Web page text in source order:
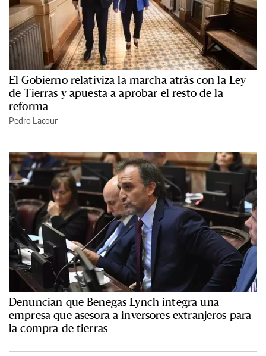
El Gobierno relativiza la marcha atrás con la Ley
de Tierras y apuesta a aprobar el resto de la
reforma
Pedro Lacour
Denuncian que Benegas Lynch integra una
empresa que asesora a inversores extranjeros para
la compra de tierras